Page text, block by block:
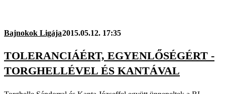
Bajnokok Ligája2015.05.12. 17:35
TOLERANCIÁÉRT, EGYENLŐSÉGÉRT -
TORGHELLÉVEL ÉS KANTÁVAL